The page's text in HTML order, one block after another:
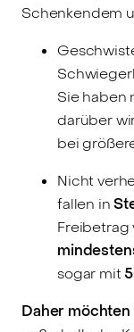
Schenkendem
Sie haben
darüber
bei
Nicht
fallen in
Freibetrag
sogar mit
Daher